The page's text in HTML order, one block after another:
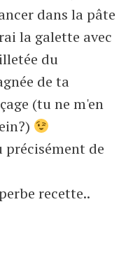
dans la pâte
la galette avec
du
de ta
(tu ne m'en
de
recette..